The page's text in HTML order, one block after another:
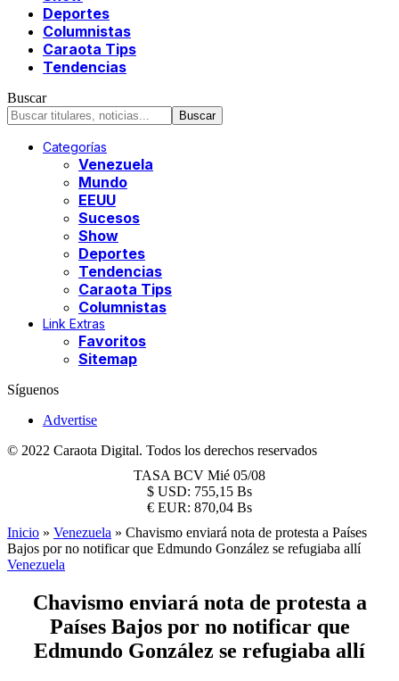
Deportes
Columnistas
Caraota Tips
Tendencias
Buscar
Categorías
Venezuela
Mundo
EEUU
Sucesos
Show
Deportes
Tendencias
Caraota Tips
Columnistas
Link Extras
Favoritos
Sitemap
Síguenos
Advertise
© 2022 Caraota Digital. Todos los derechos reservados
TASA BCV Mié 05/08
$ USD: 755,15 Bs
€ EUR: 870,04 Bs
Inicio » Venezuela » Chavismo enviará nota de protesta a Países
Bajos por no notificar que Edmundo González se refugiaba allí
Venezuela
Chavismo enviará nota de protesta a
Países Bajos por no notificar que
Edmundo González se refugiaba allí